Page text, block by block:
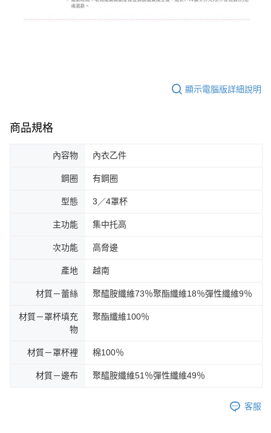
顯示電腦版詳細說明
商品規格
內容物 內衣乙件
鋼圈 有鋼圈
型態 3／4罩杯
主功能 集中托高
次功能 高脅邊
產地 越南
材質－蕾絲 聚醯胺纖維73％聚酯纖維18％彈性纖維9％
材質－罩杯填充
物
聚酯纖維100％
材質－罩杯裡 棉100％
材質－邊布 聚醯胺纖維51％彈性纖維49％
客服